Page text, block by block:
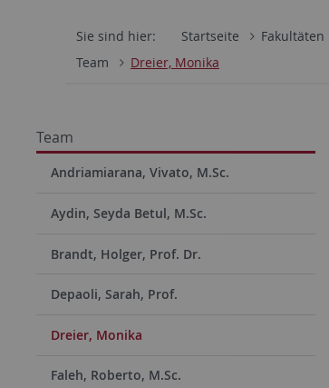
Sie sind hier: Startseite Fakultäten
Team
Dreier, Monika
Team
Andriamiarana, Vivato, M.Sc.
Aydin, Seyda Betul, M.Sc.
Brandt, Holger, Prof. Dr.
Depaoli, Sarah, Prof.
Dreier, Monika
Faleh, Roberto, M.Sc.